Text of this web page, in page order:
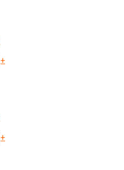
+
+